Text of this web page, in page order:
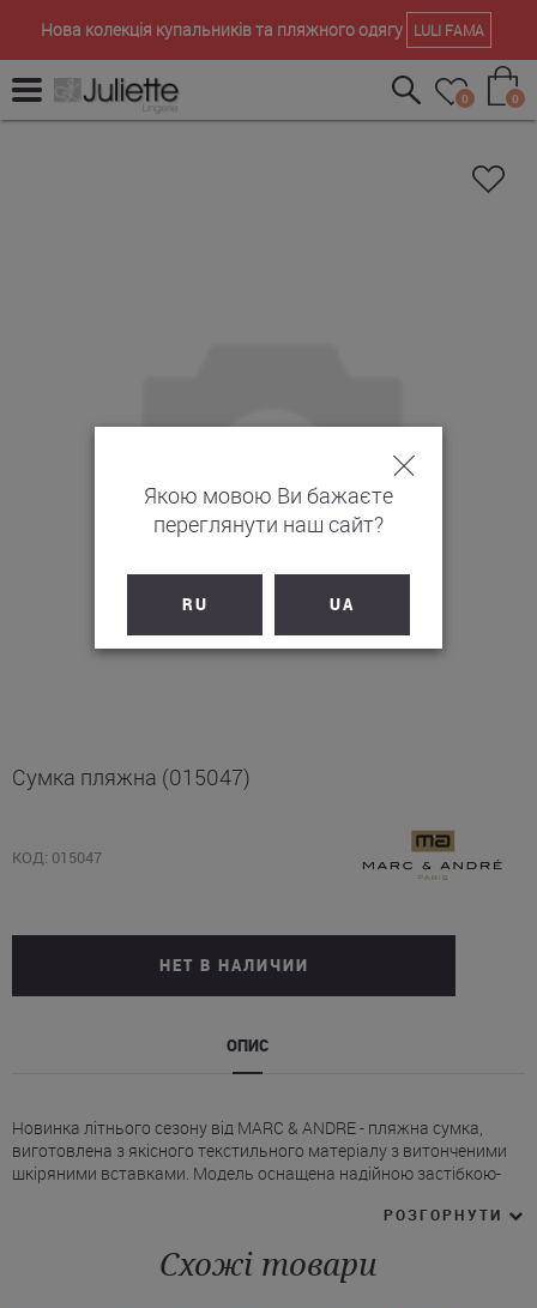
Нова колекція купальників та пляжного одягу LULI FAMA
0 0
Сумка пляжна (015047)
КОД: 015047
НЕТ В НАЛИЧИИ
ОПИС
Новинка літнього сезону від MARC & ANDRE - пляжна сумка,
виготовлена ​​з якісного текстильного матеріалу з витонченими
шкіряними вставками. Модель оснащена надійною застібкою-
* Усередині передбачено просторе основне відділення, що
* На лицьовій стороні сумки розміщений металевий логотип
Marc & Andre, який підкреслює преміальність бренду.
РОЗГОРНУТИ
Схожі товари
Якою мовою Ви бажаєте
переглянути наш сайт?
RU UA